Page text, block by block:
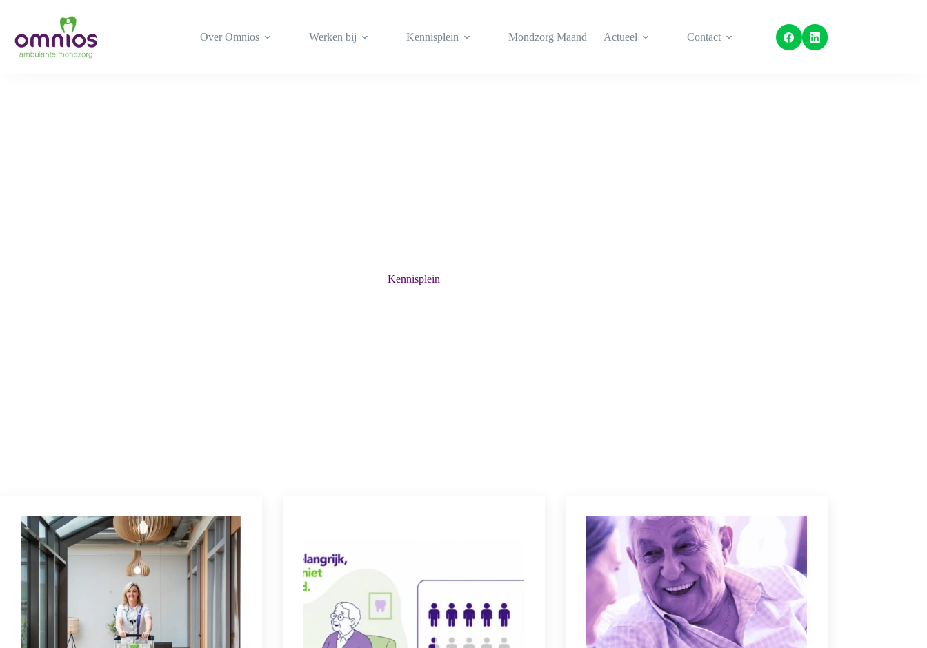
inhoud
Over Omnios Werken bij Kennisplein Mondzorg Maand Actueel Contact
Kennisplein